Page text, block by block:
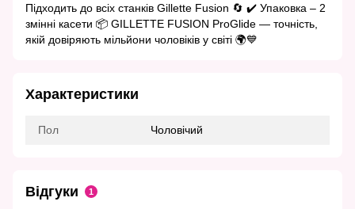
Підходить до всіх станків Gillette Fusion 🔄 ✔️ Упаковка – 2
змінні касети 📦 GILLETTE FUSION ProGlide — точність,
якій довіряють мільйони чоловіків у світі 🌍💙
Характеристики
Пол Чоловічий
Відгуки 1